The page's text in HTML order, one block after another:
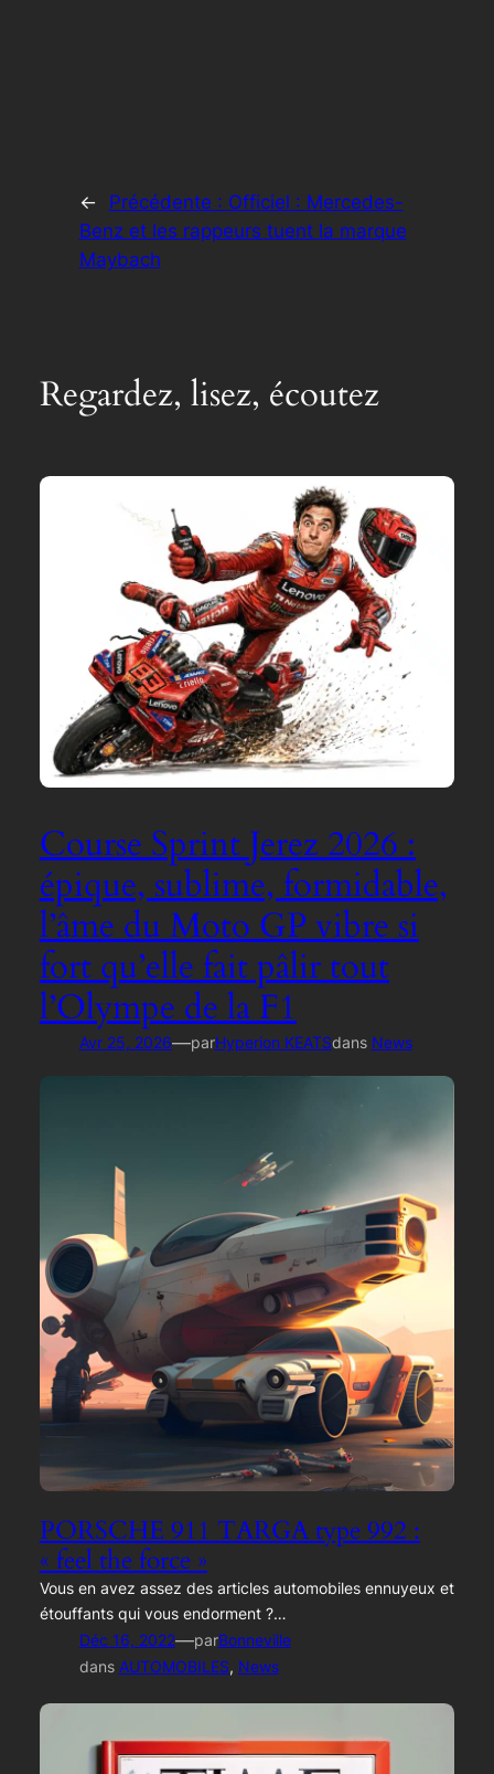
← Précédente : Officiel : Mercedes-
Benz et les rappeurs tuent la marque
Maybach
Regardez, lisez, écoutez
Course Sprint Jerez 2026 :
épique, sublime, formidable,
l’âme du Moto GP vibre si
fort qu’elle fait pâlir tout
l’Olympe de la F1
Avr 25, 2026—parHyperion KEATSdans News
PORSCHE 911 TARGA type 992 :
« feel the force »
Vous en avez assez des articles automobiles ennuyeux et
étouffants qui vous endorment ?…
Déc 16, 2022—parBonneville
dans AUTOMOBILES, News